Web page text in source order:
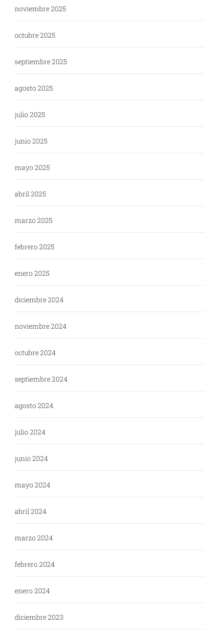
noviembre 2025
octubre 2025
septiembre 2025
agosto 2025
julio 2025
junio 2025
mayo 2025
abril 2025
marzo 2025
febrero 2025
enero 2025
diciembre 2024
noviembre 2024
octubre 2024
septiembre 2024
agosto 2024
julio 2024
junio 2024
mayo 2024
abril 2024
marzo 2024
febrero 2024
enero 2024
diciembre 2023